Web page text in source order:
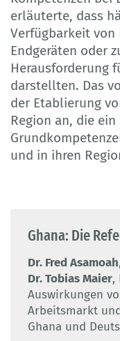
erläuterte, dass
Verfügbarkeit
Endgeräten oder
Herausforderung
darstellten. Das
der Etablierung
Region an, die
und in ihren
Ghana: Die
Dr. Fred Asamoah
Dr. Tobias Maier,
Auswirkungen
Arbeitsmarkt
Ghana und